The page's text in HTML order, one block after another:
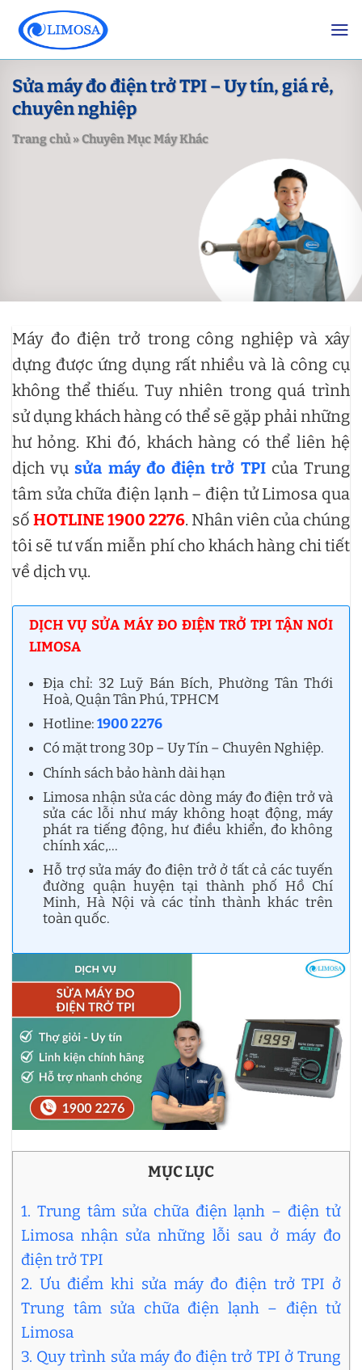
content
Sửa máy đo điện trở TPI – Uy tín, giá rẻ,
chuyên nghiệp
Trang chủ»Chuyên Mục Máy Khác
Máy đo điện trở trong công nghiệp và xây
dựng được ứng dụng rất nhiều và là công cụ
không thể thiếu. Tuy nhiên trong quá trình
sử dụng khách hàng có thể sẽ gặp phải những
hư hỏng. Khi đó, khách hàng có thể liên hệ
dịch vụsửa máy đo điện trở TPI của Trung
tâm sửa chữa điện lạnh – điện tử Limosa qua
số HOTLINE 1900 2276. Nhân viên của chúng
tôi sẽ tư vấn miễn phí cho khách hàng chi tiết
về dịch vụ.
DỊCH VỤ SỬA MÁY ĐO ĐIỆN TRỞ TPI TẬN NƠI
LIMOSA
Địa chỉ: 32 Luỹ Bán Bích, Phường Tân Thới
Hoà, Quận Tân Phú, TPHCM
Hotline:1900 2276
Có mặt trong 30p – Uy Tín – Chuyên Nghiệp.
Chính sách bảo hành dài hạn
Limosa nhận sửa các dòng máy đo điện trở và
sửa các lỗi như máy không hoạt động, máy
phát ra tiếng động, hư điều khiển, đo không
chính xác,…
Hỗ trợ sửa máy đo điện trở ở tất cả các tuyến
đường quận huyện tại thành phố Hồ Chí
Minh, Hà Nội và các tỉnh thành khác trên
toàn quốc.
MỤC LỤC
1. Trung tâm sửa chữa điện lạnh – điện tử
Limosa nhận sửa những lỗi sau ở máy đo
điện trở TPI
2. Ưu điểm khi sửa máy đo điện trở TPI ở
Trung tâm sửa chữa điện lạnh – điện tử
Limosa
3. Quy trình sửa máy đo điện trở TPI ở Trung